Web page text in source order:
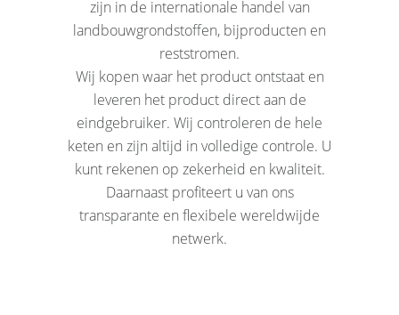
zijn in de internationale handel van
landbouwgrondstoffen, bijproducten en
reststromen.
Wij kopen waar het product ontstaat en
leveren het product direct aan de
eindgebruiker. Wij controleren de hele
keten en zijn altijd in volledige controle. U
kunt rekenen op zekerheid en kwaliteit.
Daarnaast profiteert u van ons
transparante en flexibele wereldwijde
netwerk.